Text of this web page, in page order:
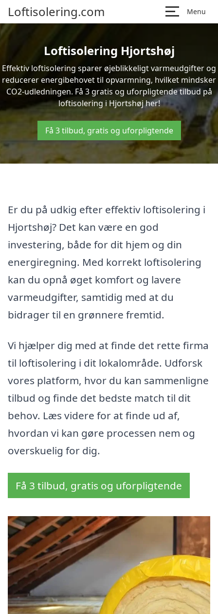
Loftisolering.com Menu
Loftisolering Hjortshøj
Effektiv loftisolering sparer øjeblikkeligt varmeudgifter og
reducerer energibehovet til opvarmning, hvilket mindsker
CO2-udledningen. Få 3 gratis og uforpligtende tilbud på
loftisolering i Hjortshøj her!
Få 3 tilbud, gratis og uforpligtende
Er du på udkig efter effektiv loftisolering i
Hjortshøj? Det kan være en god
investering, både for dit hjem og din
energiregning. Med korrekt loftisolering
kan du opnå øget komfort og lavere
varmeudgifter, samtidig med at du
bidrager til en grønnere fremtid.
Vi hjælper dig med at finde det rette firma
til loftisolering i dit lokalområde. Udforsk
vores platform, hvor du kan sammenligne
tilbud og finde det bedste match til dit
behov. Læs videre for at finde ud af,
hvordan vi kan gøre processen nem og
overskuelig for dig.
Få 3 tilbud, gratis og uforpligtende